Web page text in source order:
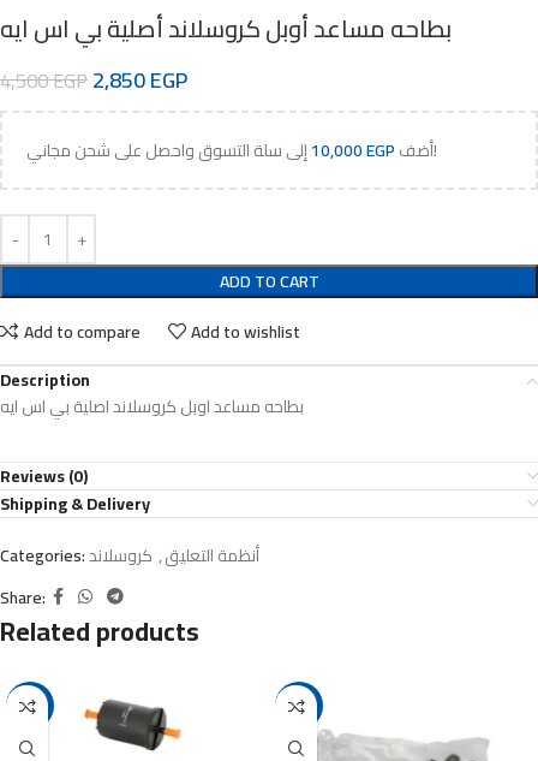
بطاحه مساعد أوبل كروسلاند أصلية بي اس ايه
4,500EGP2,850EGP
أضف 10,000EGP إلى سلة التسوق واحصل على شحن مجاني!
ADD TO CART
Add to compare
Add to wishlist
Description
بطاحه مساعد اوبل كروسلاند اصلية بي اس ايه
Reviews (0)
Shipping & Delivery
Categories:
أنظمة التعليق, كروسلاند
Share:
Related products
-47% -14%